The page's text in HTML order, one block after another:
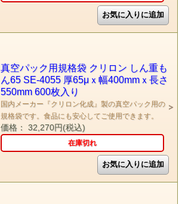
真空パック用規格袋 クリロン しん重も
ん65 SE-4055 厚65μｘ幅400mmｘ長さ
550mm 600枚入り
国内メーカー『クリロン化成』製の真空パック用の
規格袋です。食品にも安心してご使用できます。
価格： 32,270円(税込)
在庫切れ